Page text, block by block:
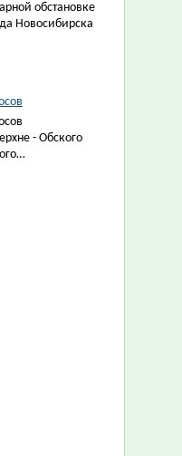
обстановке
Новосибирска
- Обского